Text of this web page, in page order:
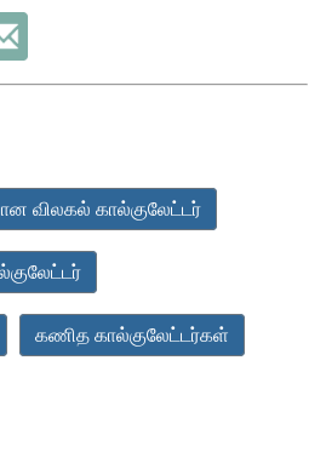
விலகல் கால்குலேட்டர்
கணித கால்குலேட்டர்கள்